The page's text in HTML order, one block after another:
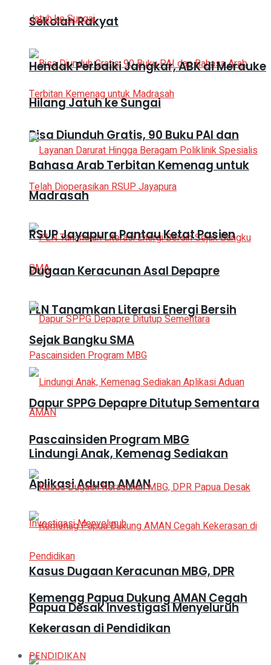
Sekolah Rakyat
Bisa Diunduh Gratis, 90 Buku PAI dan
Bahasa Arab Terbitan Kemenag untuk
Madrasah
PLN Tanamkan Literasi Energi Bersih
Sejak Bangku SMA
Lindungi Anak, Kemenag Sediakan
Aplikasi Aduan AMAN
Kemenag Papua Dukung AMAN Cegah
Kekerasan di Pendidikan
Hendak Perbaiki Jangkar, ABK di Merauke
Hilang Jatuh ke Sungai
RSUP Jayapura Pantau Ketat Pasien
Dugaan Keracunan Asal Depapre
Dapur SPPG Depapre Ditutup Sementara
Pascainsiden Program MBG
Kasus Dugaan Keracunan MBG, DPR
Papua Desak Investigasi Menyeluruh
PENDIDIKAN